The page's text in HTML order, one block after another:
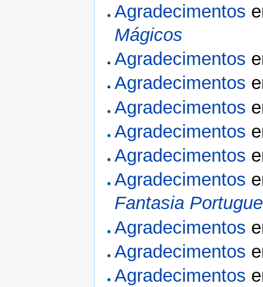
Agradecimentos
Mágicos
Agradecimentos
Agradecimentos
Agradecimentos
Agradecimentos
Agradecimentos
Agradecimentos
Fantasia
Agradecimentos
Agradecimentos
Agradecimentos